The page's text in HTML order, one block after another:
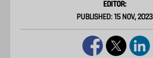
EDITOR:
PUBLISHED: 15 NOV, 2023